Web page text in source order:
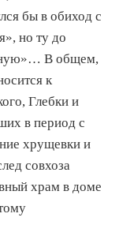
бы в обиход с
но ту до
В общем,
к
Глебки и
в период с
хрущевки и
совхоза
храм в доме